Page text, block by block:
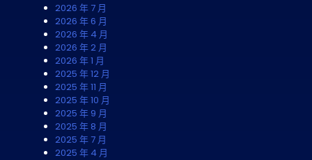
2026 年 7 月
2026 年 6 月
2026 年 4 月
2026 年 2 月
2026 年 1 月
2025 年 12 月
2025 年 11 月
2025 年 10 月
2025 年 9 月
2025 年 8 月
2025 年 7 月
2025 年 4 月